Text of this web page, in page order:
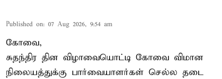
Published on: 07 Aug 2026, 9:54 am
கோவை,
சுதந்திர தின விழாவையொட்டி கோவை விமான
நிலையத்துக்கு பார்வையாளர்கள் செல்ல தடை